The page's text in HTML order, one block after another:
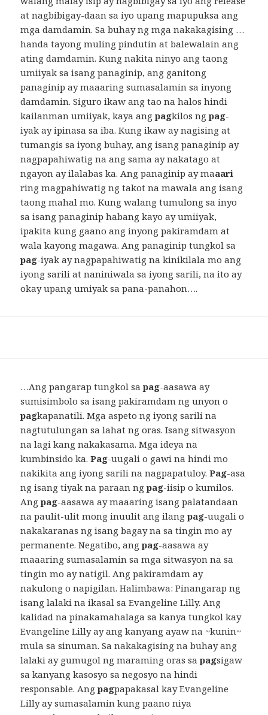
at nagbibigay-daan sa iyo upang mapupuksa ang
mga damdamin. Sa buhay ng mga nakakagising …
handa tayong muling pindutin at balewalain ang
ating damdamin. Kung nakita ninyo ang taong
umiiyak sa isang panaginip, ang ganitong
panaginip ay maaaring sumasalamin sa inyong
damdamin. Siguro ikaw ang tao na halos hindi
kailanman umiiyak, kaya angpagkilos ngpag-
iyak ay ipinasa sa iba. Kung ikaw ay nagising at
tumangis sa iyong buhay, ang isang panaginip ay
nagpapahiwatig na ang sama ay nakatago at
ngayon ay ilalabas ka. Ang panaginip ay maaari
ring magpahiwatig ng takot na mawala ang isang
taong mahal mo. Kung walang tumulong sa inyo
sa isang panaginip habang kayo ay umiiyak,
ipakita kung gaano ang inyong pakiramdam at
wala kayong magawa. Ang panaginip tungkol sa
pag-iyak ay nagpapahiwatig na kinikilala mo ang
iyong sarili at naniniwala sa iyong sarili, na ito ay
okay upang umiyak sa pana-panahon….
…Ang pangarap tungkol sapag-aasawa ay
sumisimbolo sa isang pakiramdam ng unyon o
pagkapanatili. Mga aspeto ng iyong sarili na
nagtutulungan sa lahat ng oras. Isang sitwasyon
na lagi kang nakakasama. Mga ideya na
kumbinsido ka.Pag-uugali o gawi na hindi mo
nakikita ang iyong sarili na nagpapatuloy.Pag-asa
ng isang tiyak na paraan ngpag-iisip o kumilos.
Angpag-aasawa ay maaaring isang palatandaan
na paulit-ulit mong inuulit ang ilangpag-uugali o
nakakaranas ng isang bagay na sa tingin mo ay
permanente. Negatibo, angpag-aasawa ay
maaaring sumasalamin sa mga sitwasyon na sa
tingin mo ay natigil. Ang pakiramdam ay
nakulong o napigilan. Halimbawa: Pinangarap ng
isang lalaki na ikasal sa Evangeline Lilly. Ang
kalidad na pinakamahalaga sa kanya tungkol kay
Evangeline Lilly ay ang kanyang ayaw na ~kunin~
mula sa sinuman. Sa nakakagising na buhay ang
lalaki ay gumugol ng maraming oras sapagsigaw
sa kanyang kasosyo sa negosyo na hindi
responsable. Angpagpapakasal kay Evangeline
Lilly ay sumasalamin kung paano niya